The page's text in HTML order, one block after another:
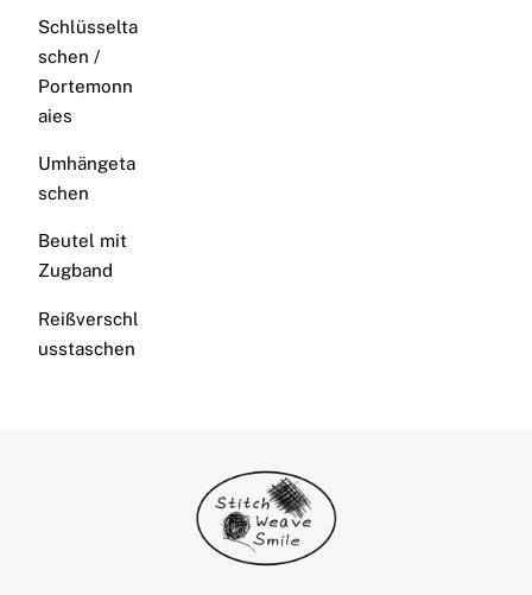
Schlüsselta
schen /
Portemonn
aies
Umhängeta
schen
Beutel mit
Zugband
Reißverschl
usstaschen